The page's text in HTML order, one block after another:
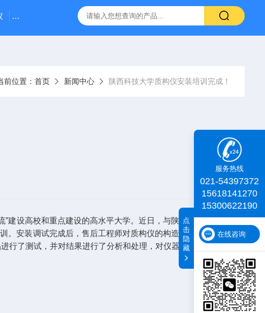
Rapid TA+质构仪 肌肉嫩度仪 iDeal TA物性测试仪 化工
前位置： 首页 新闻中心 陕西科技大学质构仪安装培训完成！
建设高校和重点建设的高水平大学。近日，与陕西科技大学老师协
。安装调试完成后，售后工程师对质构仪的构造及原理、配套软件
行了测试，并对结果进行了分析和处理，对仪器性能表示满意。
服务热线
021-54397372
15618141270
15300622190
在线咨询
点
击
隐
藏